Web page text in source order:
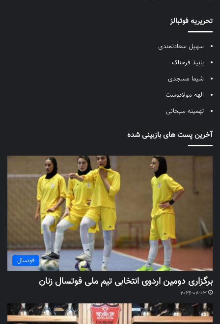
تحریریه فوتبالز
سهیل سعادتمندی
پانیذ فرحناک
شیما مسجدی
الهه مولادوست
تهمینه سبحانی
آخرین پست های بازبینی شده
فوتسال
برگزاری دومین اردوی انتخابی تیم ملی فوتسال زنان
2026-08-03